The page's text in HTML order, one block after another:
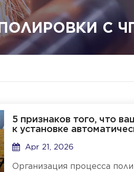
С
5 признаков того, что
к установке
Apr 21, 2026
Организация процесса